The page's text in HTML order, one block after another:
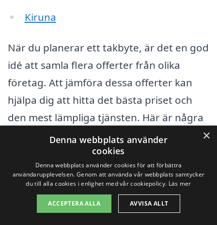
Kiruna
När du planerar ett takbyte, är det en god
idé att samla flera offerter från olika
företag. Att jämföra dessa offerter kan
hjälpa dig att hitta det bästa priset och
den mest lämpliga tjänsten. Här är några
faktorer att tänka på när du letar efter
företag för takbyte:
Erfarenhet och omdömen från
tidigare kunder
×
Denna webbplats använder
cookies
Denna webbplats använder cookies för att förbättra
användarupplevelsen. Genom att använda vår webbplats samtycker
du till alla cookies i enlighet med vår cookiepolicy. Läs mer
ACCEPTERA ALLA AVVISA ALLT